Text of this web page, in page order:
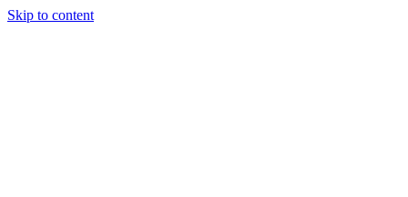
Skip to content